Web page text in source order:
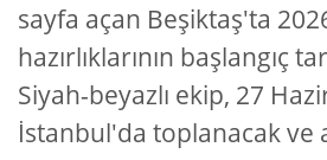
sayfa açan Beşiktaş'ta
hazırlıklarının başlangıç
Siyah-beyazlı ekip, 27
İstanbul'da toplanacak ve